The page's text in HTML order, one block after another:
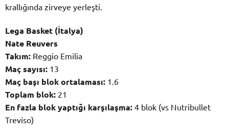
krallığında zirveye yerleşti.
Lega Basket (İtalya)
Nate Reuvers
Takım: Reggio Emilia
Maç sayısı: 13
Maç başı blok ortalaması: 1.6
Toplam blok: 21
En fazla blok yaptığı karşılaşma: 4 blok (vs Nutribullet
Treviso)